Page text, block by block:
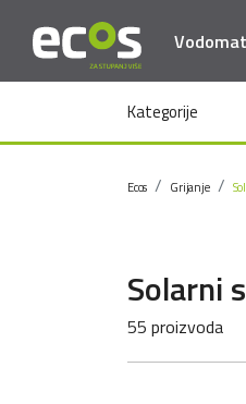
Kategorije
Ecos Grijanje
Solarni
55 proizvoda